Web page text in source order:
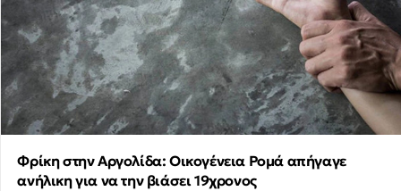
Φρίκη στην Αργολίδα: Οικογένεια Ρομά απήγαγε
ανήλικη για να την βιάσει 19χρονος